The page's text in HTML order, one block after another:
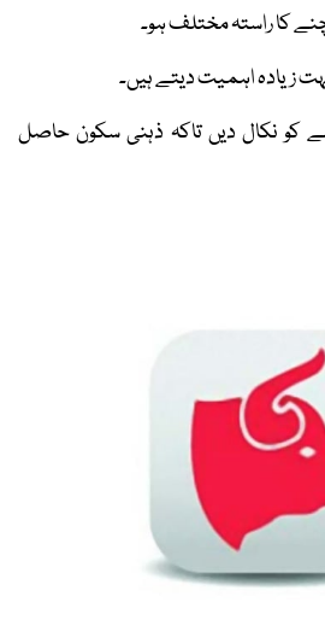
کا راستہ مختلف ہو۔
زیادہ اہمیت دیتے ہیں۔
کو نکال دیں تاکہ ذہنی سکون حاصل